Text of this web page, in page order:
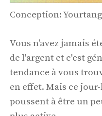
Conception:
Vous n'avez jamais
de l'argent et c'est
tendance à vous
en effet. Mais ce
poussent à être un